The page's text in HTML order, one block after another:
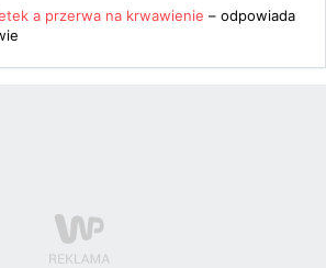
a przerwa na krwawienie – odpowiada